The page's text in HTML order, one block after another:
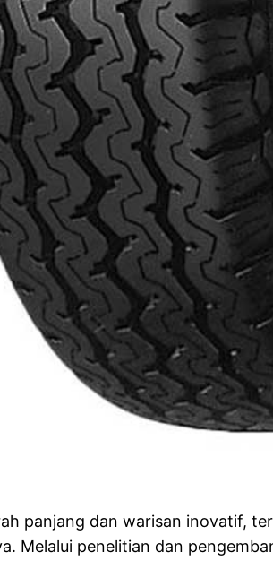
panjang dan warisan inovatif,
Melalui penelitian dan